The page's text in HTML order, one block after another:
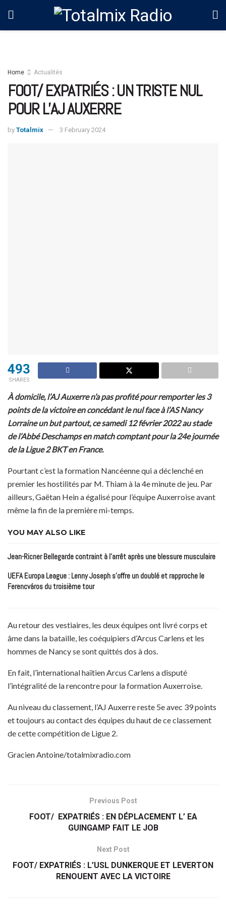
Home Actualités
FOOT/ EXPATRIÉS : UN TRISTE NUL
POUR L’AJ AUXERRE
by Totalmix 3 February 2024
493
SHARES
À domicile, l’AJ Auxerre n’a pas profité pour remporter les 3
points de la victoire en concédant le nul face à l’AS Nancy
Lorraine un but partout, ce samedi 12 février 2022 au stade
de l’Abbé Deschamps en match comptant pour la 24e journée
de la Ligue 2 BKT en France.
Pourtant c’est la formation Nancéenne qui a déclenché en
premier les hostilités par M. Thiam à la 4e minute de jeu. Par
ailleurs, Gaëtan Hein a égalisé pour l’équipe Auxerroise avant
même la fin de la première mi-temps.
YOU MAY ALSO LIKE
Jean-Ricner Bellegarde contraint à l’arrêt après une blessure musculaire
UEFA Europa League : Lenny Joseph s’offre un doublé et rapproche le
Ferencváros du troisième tour
Au retour des vestiaires, les deux équipes ont livré corps et
âme dans la bataille, les coéquipiers d’Arcus Carlens et les
hommes de Nancy se sont quittés dos à dos.
En fait, l’international haïtien Arcus Carlens a disputé
l’intégralité de la rencontre pour la formation Auxerroise.
Au niveau du classement, l’AJ Auxerre reste 5e avec 39 points
et toujours au contact des équipes du haut de ce classement
de cette compétition de Ligue 2.
Gracien Antoine/totalmixradio.com
Previous Post
FOOT/ EXPATRIÉS : EN DÉPLACEMENT L’ EA
GUINGAMP FAIT LE JOB
Next Post
FOOT/ EXPATRIÉS : L’USL DUNKERQUE ET LEVERTON
RENOUENT AVEC LA VICTOIRE